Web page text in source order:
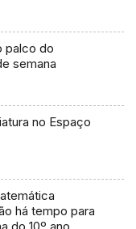
palco do
semana
no Espaço
há tempo para